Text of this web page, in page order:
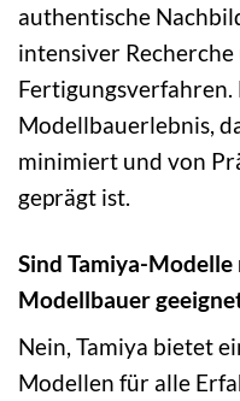
authentische
intensiver
Modellbauerlebnis,
minimiert und von
geprägt ist.
Sind Tamiya-
Modellbauer
Nein, Tamiya bietet
Modellen für alle